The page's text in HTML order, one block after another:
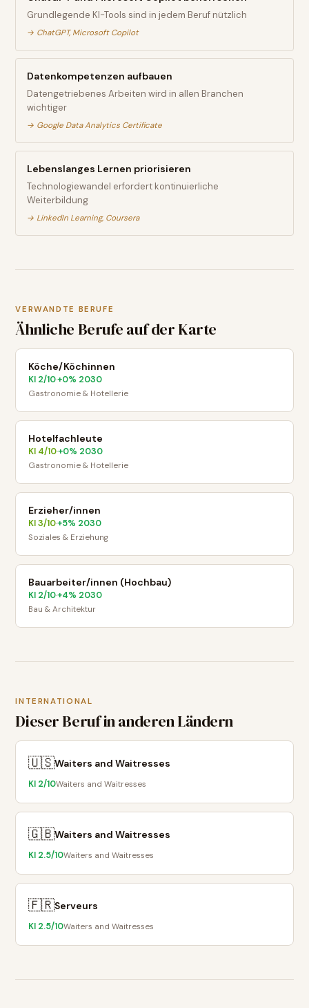
Grundlegende KI-Tools sind in jedem Beruf nützlich
→ ChatGPT, Microsoft Copilot
Datenkompetenzen aufbauen
Datengetriebenes Arbeiten wird in allen Branchen
wichtiger
→ Google Data Analytics Certificate
Lebenslanges Lernen priorisieren
Technologiewandel erfordert kontinuierliche
Weiterbildung
→ LinkedIn Learning, Coursera
VERWANDTE BERUFE
Ähnliche Berufe auf der Karte
Köche/Köchinnen
KI 2/10·+0% 2030
Gastronomie & Hotellerie
Hotelfachleute
KI 4/10·+0% 2030
Gastronomie & Hotellerie
Erzieher/innen
KI3/10·+5% 2030
Soziales & Erziehung
Bauarbeiter/innen (Hochbau)
KI 2/10·+4% 2030
Bau & Architektur
INTERNATIONAL
Dieser Beruf in anderen Ländern
🇺🇸Waiters and Waitresses
KI 2/10Waiters and Waitresses
🇬🇧Waiters and Waitresses
KI 2.5/10Waiters and Waitresses
🇫🇷Serveurs
KI 2.5/10Waiters and Waitresses